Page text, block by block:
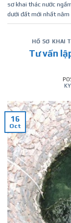
sơ khai thác nước
dưới đất mới nhất năm
HỒ SƠ KHAI
Tư vấn
16
Oct